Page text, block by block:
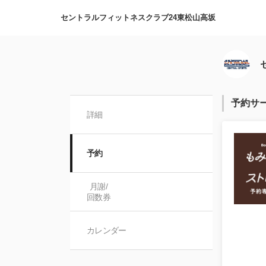
セントラルフィットネスクラブ24東松山高坂
詳細
予約
月謝/
回数券
カレンダー
予約サ